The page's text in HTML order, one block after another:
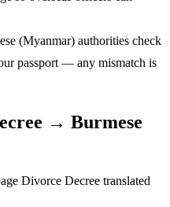
(Myanmar) authorities check
passport — any mismatch is
→ Burmese
Divorce Decree translated